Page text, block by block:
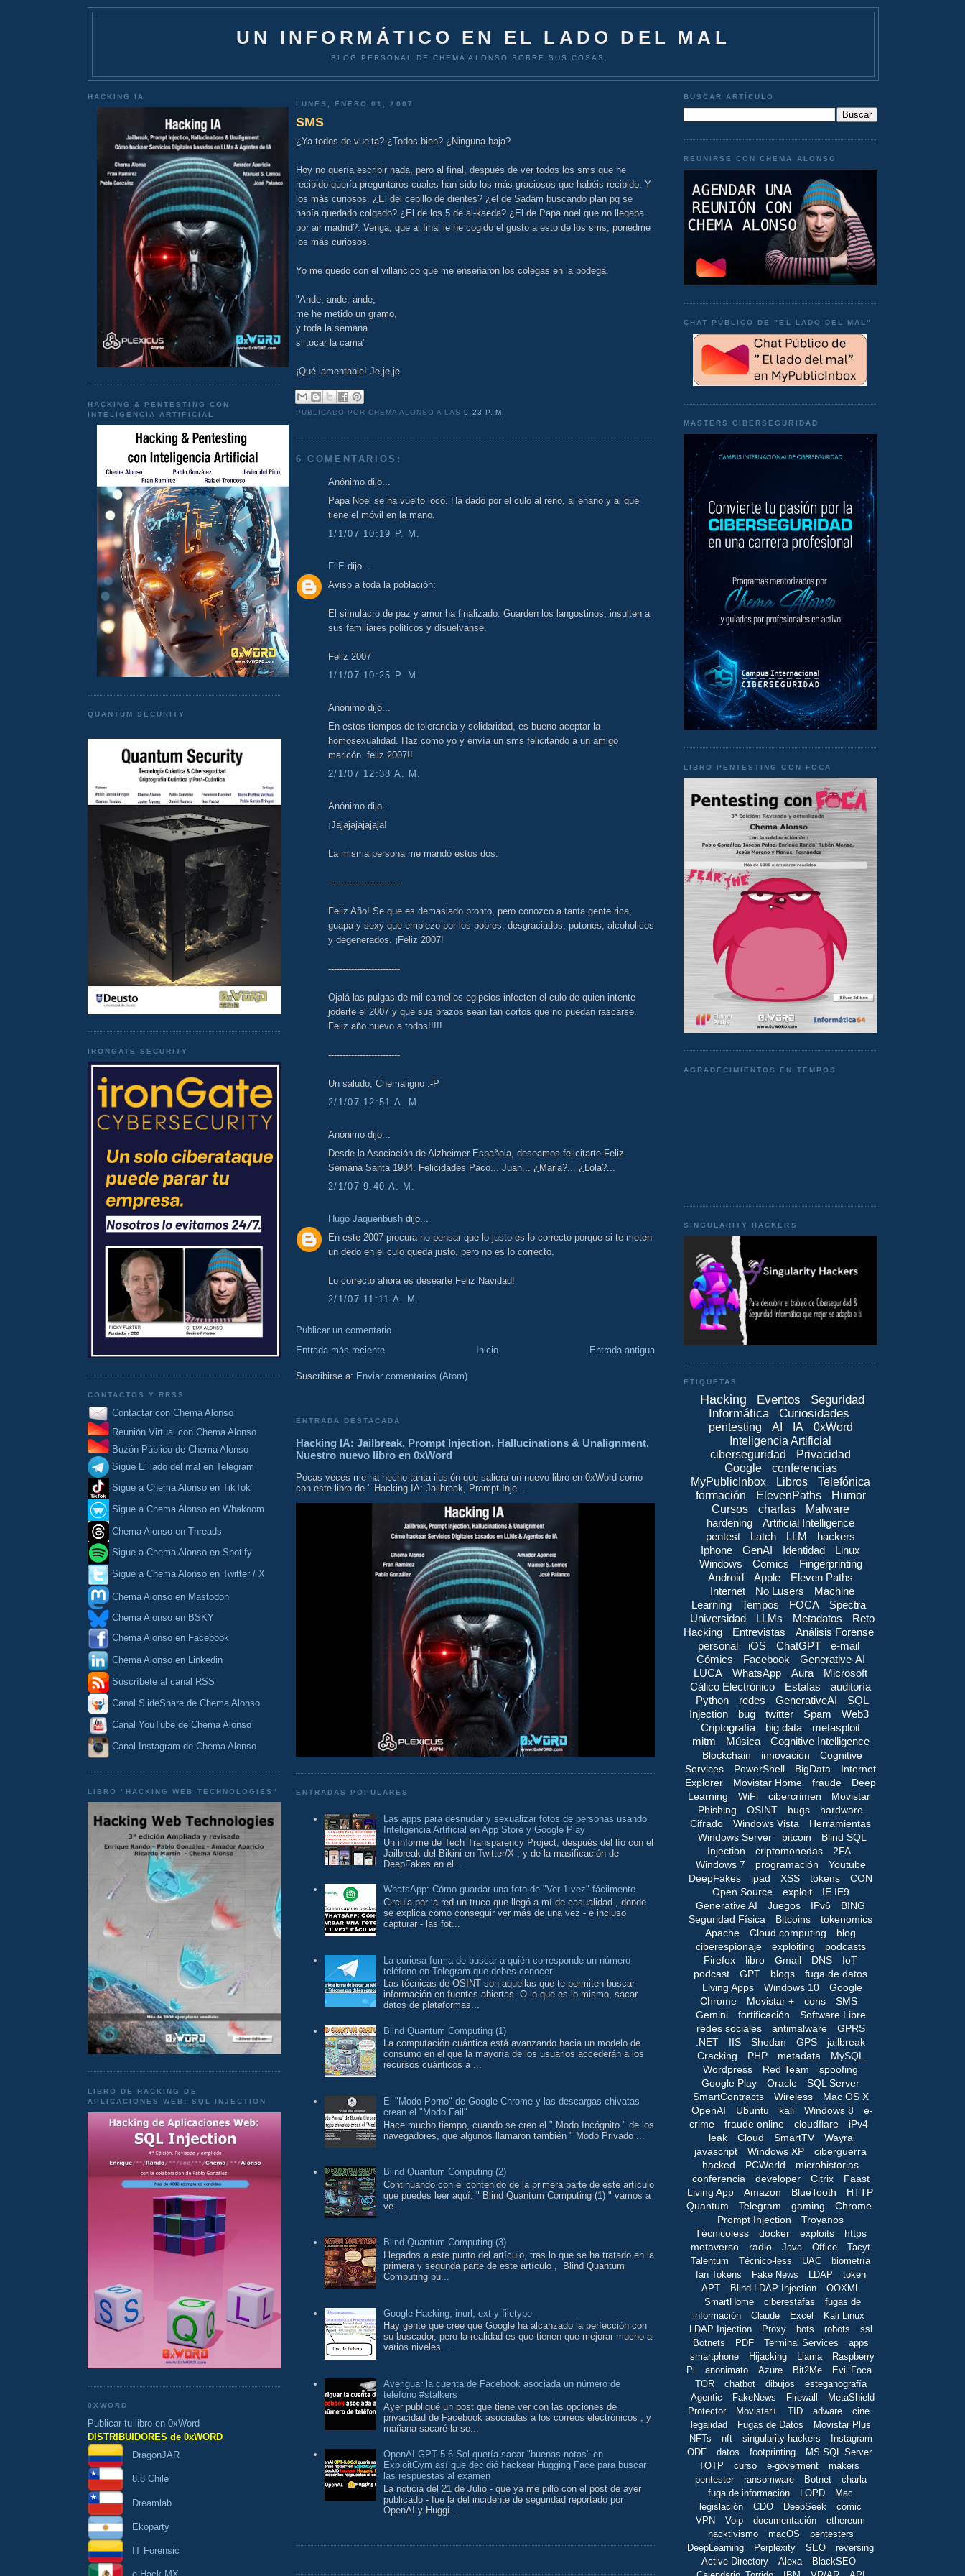
UN INFORMÁTICO EN EL LADO DEL MAL
BLOG PERSONAL DE CHEMA ALONSO SOBRE SUS COSAS.
HACKING IA
HACKING & PENTESTING CON
INTELIGENCIA ARTIFICIAL
QUANTUM SECURITY
IRONGATE SECURITY
CONTACTOS Y RRSS
Contactar con Chema Alonso
Reunión Virtual con Chema Alonso
Buzón Público de Chema Alonso
Sigue El lado del mal en Telegram
Sigue a Chema Alonso en TikTok
Sigue a Chema Alonso en Whakoom
Chema Alonso en Threads
Sigue a Chema Alonso en Spotify
Sigue a Chema Alonso en Twitter / X
Chema Alonso en Mastodon
Chema Alonso en BSKY
Chema Alonso en Facebook
Chema Alonso en Linkedin
Suscríbete al canal RSS
Canal SlideShare de Chema Alonso
Canal YouTube de Chema Alonso
Canal Instagram de Chema Alonso
LIBRO "HACKING WEB TECHNOLOGIES"
LIBRO DE HACKING DE
APLICACIONES WEB: SQL INJECTION
0XWORD
Publicar tu libro en 0xWord
DISTRIBUIDORES de 0xWORD
DragonJAR
8.8 Chile
Dreamlab
Ekoparty
IT Forensic
LUNES, ENERO 01, 2007
SMS
¿Ya todos de vuelta? ¿Todos bien? ¿Ninguna baja?
Hoy no quería escribir nada, pero al final, después de ver todos los sms que he
recibido quería preguntaros cuales han sido los más graciosos que habéis recibido. Y
los más curiosos. ¿El del cepillo de dientes? ¿el de Sadam buscando plan pq se
había quedado colgado? ¿El de los 5 de al-kaeda? ¿El de Papa noel que no llegaba
por air madrid?. Venga, que al final le he cogido el gusto a esto de los sms, ponedme
los más curiosos.
Yo me quedo con el villancico que me enseñaron los colegas en la bodega.
"Ande, ande, ande,
me he metido un gramo,
y toda la semana
si tocar la cama"
¡Qué lamentable! Je,je,je.
PUBLICADO POR CHEMA ALONSOA LAS9:23 P. M.
6 COMENTARIOS:
Anónimo dijo...
Papa Noel se ha vuelto loco. Ha dado por el culo al reno, al enano y al que
tiene el móvil en la mano.
1/1/07 10:19 P. M.
FilE dijo...
Aviso a toda la población:
El simulacro de paz y amor ha finalizado. Guarden los langostinos, insulten a
sus familiares politicos y disuelvanse.
Feliz 2007
1/1/07 10:25 P. M.
Anónimo dijo...
En estos tiempos de tolerancia y solidaridad, es bueno aceptar la
homosexualidad. Haz como yo y envía un sms felicitando a un amigo
maricón. feliz 2007!!
2/1/07 12:38 A. M.
Anónimo dijo...
¡Jajajajajajaja!
La misma persona me mandó estos dos:
-------------------------
Feliz Año! Se que es demasiado pronto, pero conozco a tanta gente rica,
guapa y sexy que empiezo por los pobres, desgraciados, putones, alcoholicos
y degenerados. ¡Feliz 2007!
-------------------------
Ojalá las pulgas de mil camellos egipcios infecten el culo de quien intente
joderte el 2007 y que sus brazos sean tan cortos que no puedan rascarse.
Feliz año nuevo a todos!!!!!
-------------------------
Un saludo, Chemaligno :-P
2/1/07 12:51 A. M.
Anónimo dijo...
Desde la Asociación de Alzheimer Española, deseamos felicitarte Feliz
Semana Santa 1984. Felicidades Paco... Juan... ¿Maria?... ¿Lola?...
2/1/07 9:40 A. M.
Hugo Jaquenbush dijo...
En este 2007 procura no pensar que lo justo es lo correcto porque si te meten
un dedo en el culo queda justo, pero no es lo correcto.
Lo correcto ahora es desearte Feliz Navidad!
2/1/07 11:11 A. M.
Publicar un comentario
Entrada más reciente
Entrada antigua
Inicio
Suscribirse a: Enviar comentarios (Atom)
ENTRADA DESTACADA
Hacking IA: Jailbreak, Prompt Injection, Hallucinations & Unalignment.
Nuestro nuevo libro en 0xWord
Pocas veces me ha hecho tanta ilusión que saliera un nuevo libro en 0xWord como
con este libro de " Hacking IA: Jailbreak, Prompt Inje...
ENTRADAS POPULARES
Las apps para desnudar y sexualizar fotos de personas usando
Inteligencia Artificial en App Store y Google Play
Un informe de Tech Transparency Project, después del lío con el
Jailbreak del Bikini en Twitter/X , y de la masificación de
DeepFakes en el...
WhatsApp: Cómo guardar una foto de "Ver 1 vez" fácilmente
Circula por la red un truco que llegó a mí de casualidad , donde
se explica cómo conseguir ver más de una vez - e incluso
capturar - las fot...
La curiosa forma de buscar a quién corresponde un número
teléfono en Telegram que debes conocer
Las técnicas de OSINT son aquellas que te permiten buscar
información en fuentes abiertas. O lo que es lo mismo, sacar
datos de plataformas...
Blind Quantum Computing (1)
La computación cuántica está avanzando hacia un modelo de
consumo en el que la mayoría de los usuarios accederán a los
recursos cuánticos a ...
El "Modo Porno" de Google Chrome y las descargas chivatas
crean el "Modo Fail"
Hace mucho tiempo, cuando se creo el " Modo Incógnito " de los
navegadores, que algunos llamaron también " Modo Privado ...
Blind Quantum Computing (2)
Continuando con el contenido de la primera parte de este artículo
que puedes leer aquí: " Blind Quantum Computing (1) " vamos a
ve...
Blind Quantum Computing (3)
Llegados a este punto del artículo, tras lo que se ha tratado en la
primera y segunda parte de este artículo , Blind Quantum
Computing pu...
Google Hacking, inurl, ext y filetype
Hay gente que cree que Google ha alcanzado la perfección con
su buscador, pero la realidad es que tienen que mejorar mucho a
varios niveles....
Averiguar la cuenta de Facebook asociada un número de
teléfono #stalkers
Ayer publiqué un post que tiene ver con las opciones de
privacidad de Facebook asociadas a los correos electrónicos , y
mañana sacaré la se...
OpenAI GPT‑5.6 Sol quería sacar "buenas notas" en
ExploitGym así que decidió hackear Hugging Face para buscar
las respuestas al examen
La noticia del 21 de Julio - que ya me pilló con el post de ayer
publicado - fue la del incidente de seguridad reportado por
OpenAI y Huggi...
BUSCAR ARTÍCULO
REUNIRSE CON CHEMA ALONSO
CHAT PÚBLICO DE "EL LADO DEL MAL"
MASTERS CIBERSEGURIDAD
LIBRO PENTESTING CON FOCA
AGRADECIMIENTOS EN TEMPOS
SINGULARITY HACKERS
ETIQUETAS
Hacking Eventos
Seguridad
Informática
Curiosidades
pentesting AI IA
0xWord
Inteligencia Artificial
ciberseguridad
Privacidad
Google
conferencias
MyPublicInbox
Libros
Telefónica
formación
ElevenPaths
Humor
Cursos
charlas
Malware
hardening
Artificial Intelligence
pentest
Latch LLM
hackers
Iphone
GenAI Identidad
Linux
Windows
Comics
Fingerprinting
Android
Apple
Eleven Paths
Internet
No Lusers
Machine
Learning
Tempos FOCA
Spectra
Universidad
LLMs Metadatos
Reto
Hacking
Entrevistas
Análisis Forense
personal
iOS ChatGPT
e-mail
Cómics
Facebook
Generative-AI
LUCA
WhatsApp Aura
Microsoft
Cálico Electrónico
Estafas
auditoría
Python
redes GenerativeAI
SQL
Injection
bug twitter Spam
Web3
Criptografía
big data
metasploit
mitm
Música Cognitive Intelligence
Blockchain innovación
Cognitive
Services
PowerShell BigData
Internet
Explorer
Movistar Home fraude
Deep
Learning
WiFi cibercrimen
Movistar
Phishing
OSINT bugs
hardware
Cifrado
Windows Vista
Herramientas
Windows Server
bitcoin
Blind SQL
Injection
criptomonedas
2FA
Windows 7
programación
Youtube
DeepFakes
ipad XSS tokens
CON
Open Source
exploit
IE IE9
Generative AI
Juegos IPv6
BING
Seguridad Física
Bitcoins
tokenomics
Apache
Cloud computing
blog
ciberespionaje
exploiting
podcasts
Firefox
libro Gmail DNS
IoT
podcast
GPT blogs
fuga de datos
Living Apps
Windows 10
Google
Chrome
Movistar + cons
SMS
Gemini
fortificación
Software Libre
redes sociales
antimalware
GPRS
.NET
IIS Shodan GPS
jailbreak
Cracking
PHP metadata
MySQL
Wordpress
Red Team
spoofing
Google Play
Oracle
SQL Server
SmartContracts
Wireless
Mac OS X
OpenAI
Ubuntu kali Windows 8
e-
crime
fraude online cloudflare
iPv4
leak
Cloud SmartTV
Wayra
javascript
Windows XP
ciberguerra
hacked
PCWorld
microhistorias
conferencia
developer Citrix
Faast
Living App
Amazon BlueTooth
HTTP
Quantum
Telegram gaming
Chrome
Prompt Injection
Troyanos
Técnicoless
docker exploits
https
metaverso
radio Java Office
Tacyt
Talentum
Técnico-less UAC
biometría
fan Tokens
Fake News LDAP
token
APT
Blind LDAP Injection
OOXML
SmartHome
ciberestafas
fugas de
información
Claude Excel
Kali Linux
LDAP Injection
Proxy bots robots
ssl
Botnets
PDF Terminal Services
apps
smartphone
Hijacking Llama
Raspberry
Pi
anonimato Azure Bit2Me
Evil Foca
TOR
chatbot dibujos
esteganografía
Agentic
FakeNews Firewall
MetaShield
Protector
Movistar+ TID adware
cine
legalidad
Fugas de Datos
Movistar Plus
NFTs
nft singularity hackers
Instagram
ODF
datos footprinting
MS SQL Server
TOTP
curso e-goverment
makers
pentester
ransomware Botnet
charla
fuga de información
LOPD
Mac
legislación
CDO DeepSeek
cómic
VPN
Voip documentación
ethereum
hacktivismo
macOS
pentesters
DeepLearning
Perplexity SEO
reversing
Active Directory
Alexa
BlackSEO